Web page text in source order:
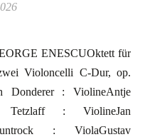
Violoncelli C-Dur, op.
Donderer : ViolineAntje
Tetzlaff : ViolineJan
: ViolaGustav